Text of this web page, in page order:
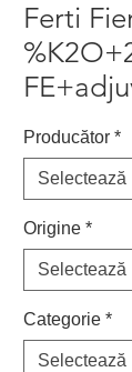
Ferti
Producător *
Selectează
Origine *
Selectează
Categorie *
Selectează